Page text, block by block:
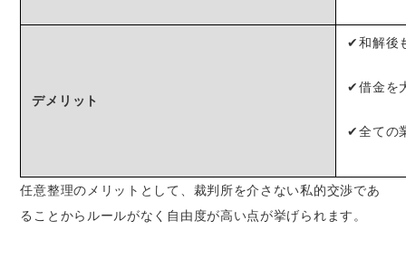
デメリット
✔和解後
✔借金を
✔全ての
任意整理のメリットとして、裁判所を介さない私的交渉であ
ることからルールがなく自由度が高い点が挙げられます。